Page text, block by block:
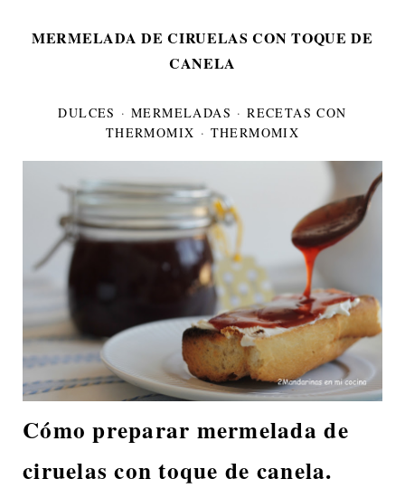
MERMELADA DE CIRUELAS CON TOQUE DE
CANELA
DULCES · MERMELADAS ·RECETAS CON
THERMOMIX · THERMOMIX
Cómo preparar mermelada de
ciruelas con toque de canela.